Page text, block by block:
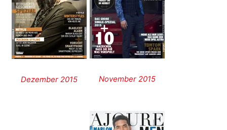
Dezember 2015 November 2015